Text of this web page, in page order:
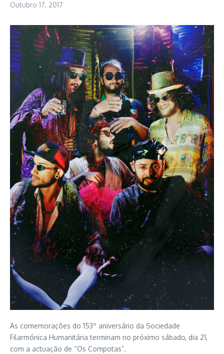
Outubro 17, 2017
As comemorações do 153º aniversário da Sociedade
Filarmónica Humanitária terminam no próximo sábado, dia 21,
com a actuação de “Os Compotas”.